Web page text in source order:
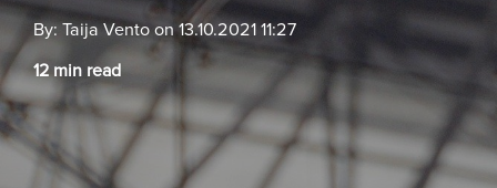
By:Taija Ventoon13.10.2021 11:27
12 min read